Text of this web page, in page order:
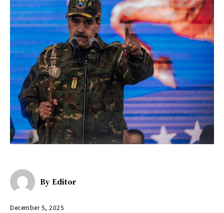
By Editor
December 5, 2025